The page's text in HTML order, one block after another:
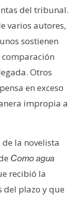
del tribunal.
varios autores,
sostienen
Otros
en exceso
impropia a
la novelista
Como agua
recibió la
del plazo y que